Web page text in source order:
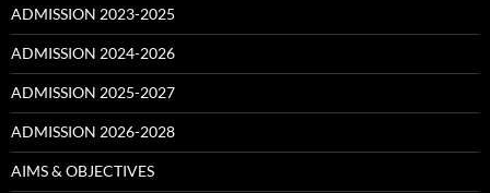
ADMISSION 2023-2025
ADMISSION 2024-2026
ADMISSION 2025-2027
ADMISSION 2026-2028
AIMS & OBJECTIVES